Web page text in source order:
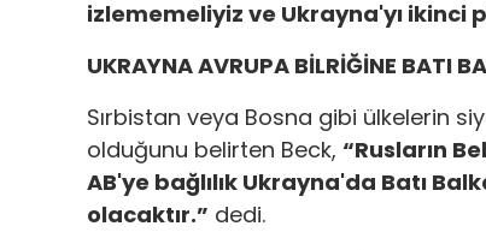
izlememeliyiz ve Ukrayna'yı ikinci
UKRAYNA AVRUPA BİLRİĞİNE BATI
Sırbistan veya Bosna gibi ülkelerin
olduğunu belirten Beck, “Rusların
AB'ye bağlılık Ukrayna'da Batı
olacaktır.” dedi.